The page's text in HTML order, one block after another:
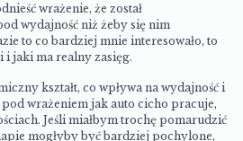
wrażenie, że został
wydajność niż żeby się nim
to co bardziej mnie interesowało, to
jaki ma realny zasięg.
kształt, co wpływa na wydajność i
pod wrażeniem jak auto cicho pracuje,
Jeśli miałbym trochę pomarudzić
mogłyby być bardziej pochylone,